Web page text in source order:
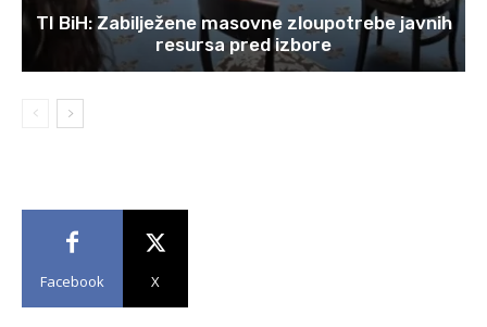
TI BiH: Zabilježene masovne zloupotrebe javnih
resursa pred izbore
Facebook X